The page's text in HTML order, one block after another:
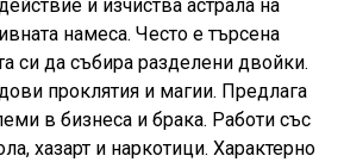
и изчиства астрала на
намеса. Често е търсена
си да събира разделени двойки.
проклятия и магии. Предлага
в бизнеса и брака. Работи със
хазарт и наркотици. Характерно